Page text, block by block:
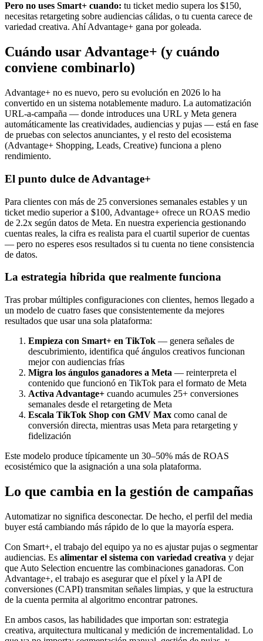
Pero no uses Smart+ cuando: tu ticket medio supera los $150,
necesitas retargeting sobre audiencias cálidas, o tu cuenta carece de
variedad creativa. Ahí Advantage+ gana por goleada.
Cuándo usar Advantage+ (y cuándo
conviene combinarlo)
Advantage+ no es nuevo, pero su evolución en 2026 lo ha
convertido en un sistema notablemente maduro. La automatización
URL-a-campaña — donde introduces una URL y Meta genera
automáticamente las creatividades, audiencias y pujas — está en fase
de pruebas con selectos anunciantes, y el resto del ecosistema
(Advantage+ Shopping, Leads, Creative) funciona a pleno
rendimiento.
El punto dulce de Advantage+
Para clientes con más de 25 conversiones semanales estables y un
ticket medio superior a $100, Advantage+ ofrece un ROAS medio
de 2.2x según datos de Meta. En nuestra experiencia gestionando
cuentas reales, la cifra es realista para el cuartil superior de cuentas
— pero no esperes esos resultados si tu cuenta no tiene consistencia
de datos.
La estrategia híbrida que realmente funciona
Tras probar múltiples configuraciones con clientes, hemos llegado a
un modelo de cuatro fases que consistentemente da mejores
resultados que usar una sola plataforma:
Empieza con Smart+ en TikTok — genera señales de
descubrimiento, identifica qué ángulos creativos funcionan
mejor con audiencias frías
Migra los ángulos ganadores a Meta — reinterpreta el
contenido que funcionó en TikTok para el formato de Meta
Activa Advantage+ cuando acumules 25+ conversiones
semanales desde el retargeting de Meta
Escala TikTok Shop con GMV Max como canal de
conversión directa, mientras usas Meta para retargeting y
fidelización
Este modelo produce típicamente un 30–50% más de ROAS
ecosistémico que la asignación a una sola plataforma.
Lo que cambia en la gestión de campañas
Automatizar no significa desconectar. De hecho, el perfil del media
buyer está cambiando más rápido de lo que la mayoría espera.
Con Smart+, el trabajo del equipo ya no es ajustar pujas o segmentar
audiencias. Es alimentar el sistema con variedad creativa y dejar
que Auto Selection encuentre las combinaciones ganadoras. Con
Advantage+, el trabajo es asegurar que el píxel y la API de
conversiones (CAPI) transmitan señales limpias, y que la estructura
de la cuenta permita al algoritmo encontrar patrones.
En ambos casos, las habilidades que importan son: estrategia
creativa, arquitectura multicanal y medición de incrementalidad. Lo